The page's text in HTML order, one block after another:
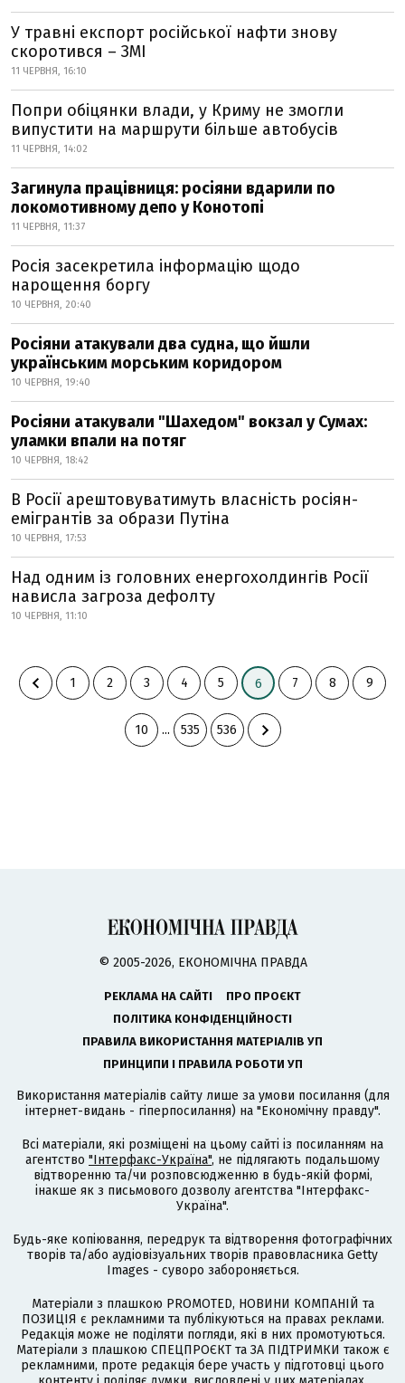
У травні експорт російської нафти знову
скоротився – ЗМІ
11 ЧЕРВНЯ, 16:10
Попри обіцянки влади, у Криму не змогли
випустити на маршрути більше автобусів
11 ЧЕРВНЯ, 14:02
Загинула працівниця: росіяни вдарили по
локомотивному депо у Конотопі
11 ЧЕРВНЯ, 11:37
Росія засекретила інформацію щодо
нарощення боргу
10 ЧЕРВНЯ, 20:40
Росіяни атакували два судна, що йшли
українським морським коридором
10 ЧЕРВНЯ, 19:40
Росіяни атакували "Шахедом" вокзал у Сумах:
уламки впали на потяг
10 ЧЕРВНЯ, 18:42
В Росії арештовуватимуть власність росіян-
емігрантів за образи Путіна
10 ЧЕРВНЯ, 17:53
Над одним із головних енергохолдингів Росії
нависла загроза дефолту
10 ЧЕРВНЯ, 11:10
1 2 3 4 5 6 7 8 9
10 ... 535 536
© 2005-2026, ЕКОНОМІЧНА ПРАВДА
РЕКЛАМА НА САЙТІ
ПРО ПРОЄКТ
ПОЛІТИКА КОНФІДЕНЦІЙНОСТІ
ПРАВИЛА ВИКОРИСТАННЯ МАТЕРІАЛІВ УП
ПРИНЦИПИ І ПРАВИЛА РОБОТИ УП
Використання матеріалів сайту лише за умови посилання (для
інтернет-видань - гіперпосилання) на "Економічну правду".
Всі матеріали, які розміщені на цьому сайті із посиланням на
агентство "Інтерфакс-Україна", не підлягають подальшому
відтворенню та/чи розповсюдженню в будь-якій формі,
інакше як з письмового дозволу агентства "Інтерфакс-
Україна".
Будь-яке копіювання, передрук та відтворення фотографічних
творів та/або аудіовізуальних творів правовласника Getty
Images - суворо забороняється.
Матеріали з плашкою PROMOTED, НОВИНИ КОМПАНІЙ та
ПОЗИЦІЯ є рекламними та публікуються на правах реклами.
Редакція може не поділяти погляди, які в них промотуються.
Матеріали з плашкою СПЕЦПРОЄКТ та ЗА ПІДТРИМКИ також є
рекламними, проте редакція бере участь у підготовці цього